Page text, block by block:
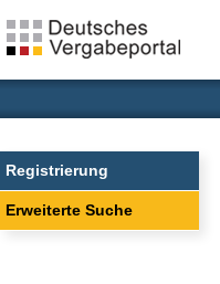
Deutsches
Vergabeportal
Registrierung
Erweiterte Suche